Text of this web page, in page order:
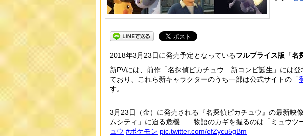
2018年3月23日に発売予定となっているフルプライス版「名
新PVには、前作「名探偵ピカチュウ 新コンビ誕生」には登
ており、これら新キャラクターのうち一部は公式サイトの「
す。
3月23日（金）に発売される『名探偵ピカチュウ』の最新映
ムシティ」に迫る危機……物語のカギを握るのは「ミュウツ
ュウ #ポケモン pic.twitter.com/efZycu5gBm